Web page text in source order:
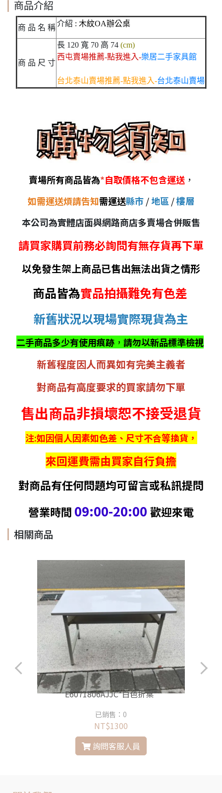
商品介紹
商 品 名 稱 介紹 : 木紋OA辦公桌
商 品 尺 寸
長 120 寬 70 高 74 (cm)
西屯賣場推薦-點我進入-樂居二手家具館
台北泰山賣場推薦-點我進入-台北泰山賣場
賣場所有商品皆為*自取價格不包含運送，
如需運送煩請告知需運送縣市/地區/樓層
本公司為實體店面與網路商店多賣場合併販售
請買家購買前務必詢問有無存貨再下單
以免發生架上商品已售出無法出貨之情形
商品皆為實品拍攝難免有色差
新舊狀況以現場實際現貨為主
二手商品多少有使用痕跡 ， 請勿以新品標準檢視
新舊程度因人而異如有完美主義者
對商品有高度要求的買家請勿下單
售出商品非損壞恕不接受退貨
注:如因個人因素如色差、尺寸不合等換貨，
來回運費需由買家自行負擔
對商品有任何問題均可留言或私訊提問
營業時間 09:00-20:00 歡迎來電
相關商品
E6071806AJJC*白色折桌*
已銷售：0
NT$1300
詢問客服人員